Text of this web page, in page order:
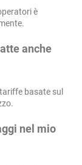
è
anche
basate sul
nel mio